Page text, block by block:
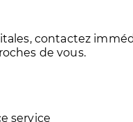
contactez
de vous.
service